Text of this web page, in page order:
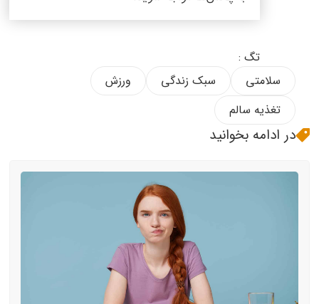
تگ :
سلامتی
سبک زندگی
ورزش
تغذیه سالم
در ادامه بخوانید